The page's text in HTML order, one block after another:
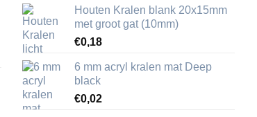
Houten Kralen blank 20x15mm
met groot gat (10mm)
€0,18
6 mm acryl kralen mat Deep
black
€0,02